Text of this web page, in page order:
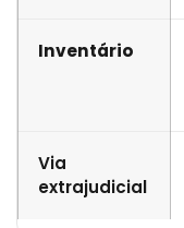
Inventário
Via
extrajudicial